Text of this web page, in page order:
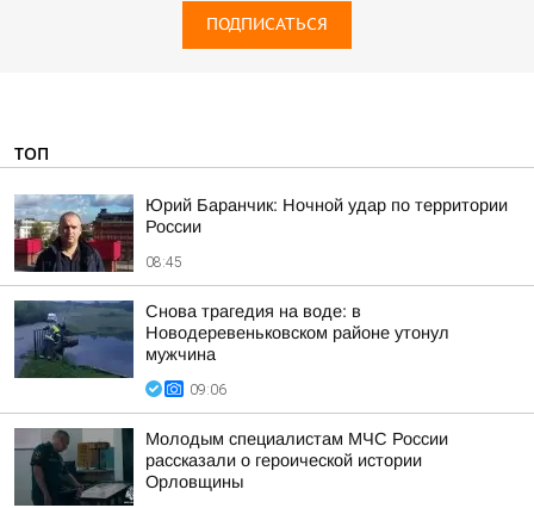
ПОДПИСАТЬСЯ
ТОП
Юрий Баранчик: Ночной удар по территории
России
08:45
Снова трагедия на воде: в
Новодеревеньковском районе утонул
мужчина
09:06
Молодым специалистам МЧС России
рассказали о героической истории
Орловщины